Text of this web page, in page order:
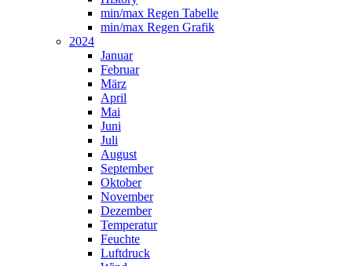
min/max Regen Tabelle
min/max Regen Grafik
2024
Januar
Februar
März
April
Mai
Juni
Juli
August
September
Oktober
November
Dezember
Temperatur
Feuchte
Luftdruck